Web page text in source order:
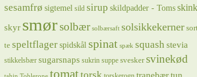
sesamfrø sigtemel sild sirup skildpadder - Toms
skyr smørsolbær solbærsaft solsikkekerner
te speltflager spidskål spinat spæk squash stevia
stikkelsbær sugarsnaps sukrin suppe svesker svinekød
tomat tranebær tun